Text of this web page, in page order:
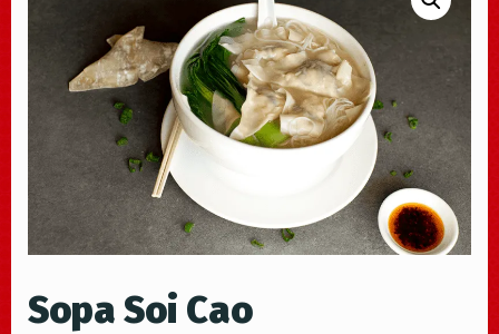
Sopa Soi Cao